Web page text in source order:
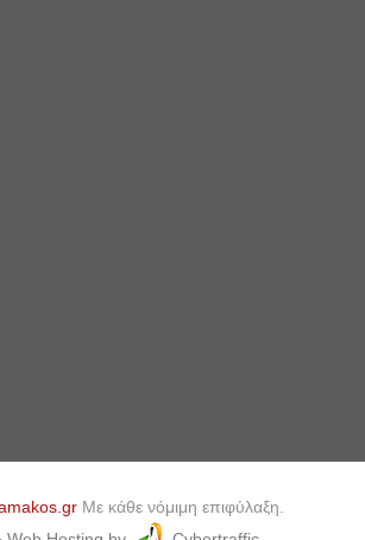
Με κάθε νόμιμη επιφύλαξη.